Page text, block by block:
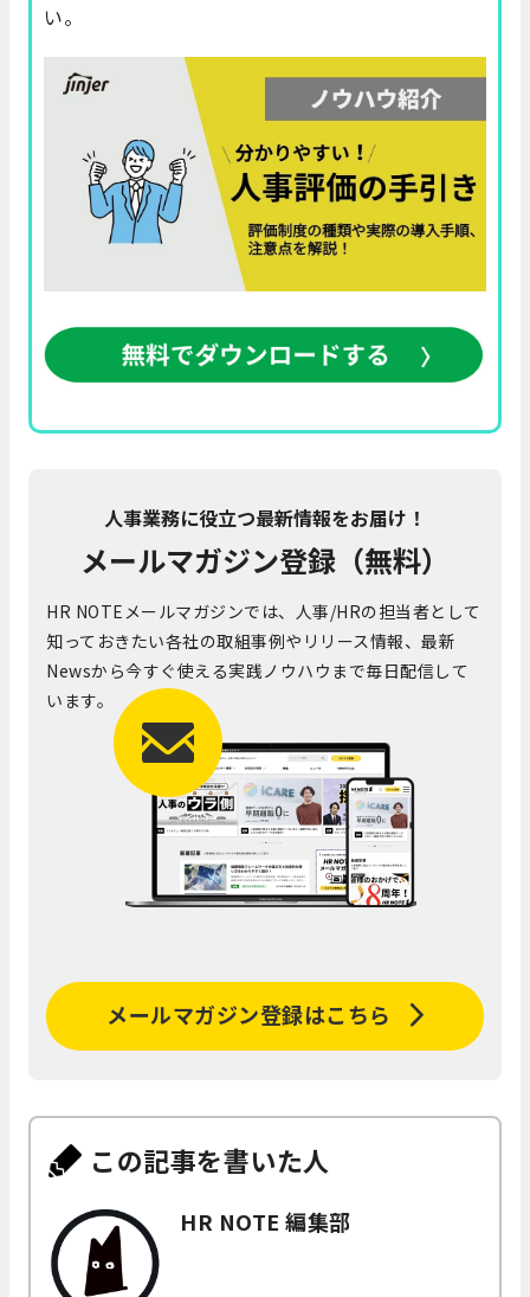
い。
人事業務に役立つ最新情報をお届け！
メールマガジン登録（無料）
HR NOTEメールマガジンでは、人事/HRの担当者として
知っておきたい各社の取組事例やリリース情報、最新
Newsから今すぐ使える実践ノウハウまで毎日配信して
います。
メールマガジン登録はこちら
この記事を書いた人
HR NOTE 編集部